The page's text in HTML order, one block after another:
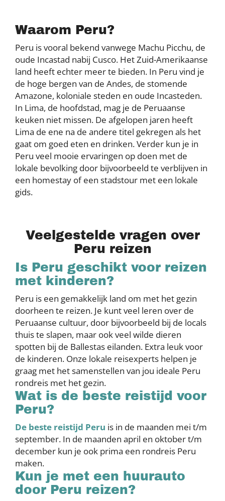
Waarom Peru?
Peru is vooral bekend vanwege Machu Picchu, de
oude Incastad nabij Cusco. Het Zuid-Amerikaanse
land heeft echter meer te bieden. In Peru vind je
de hoge bergen van de Andes, de stomende
Amazone, koloniale steden en oude Incasteden.
In Lima, de hoofdstad, mag je de Peruaanse
keuken niet missen. De afgelopen jaren heeft
Lima de ene na de andere titel gekregen als het
gaat om goed eten en drinken. Verder kun je in
Peru veel mooie ervaringen op doen met de
lokale bevolking door bijvoorbeeld te verblijven in
een homestay of een stadstour met een lokale
gids.
Veelgestelde vragen over
Peru reizen
Is Peru geschikt voor reizen
met kinderen?
Peru is een gemakkelijk land om met het gezin
doorheen te reizen. Je kunt veel leren over de
Peruaanse cultuur, door bijvoorbeeld bij de locals
thuis te slapen, maar ook veel wilde dieren
spotten bij de Ballestas eilanden. Extra leuk voor
de kinderen. Onze lokale reisexperts helpen je
graag met het samenstellen van jou ideale Peru
rondreis met het gezin.
Wat is de beste reistijd voor
Peru?
De beste reistijd Peru is in de maanden mei t/m
september. In de maanden april en oktober t/m
december kun je ook prima een rondreis Peru
maken.
Kun je met een huurauto
door Peru reizen?